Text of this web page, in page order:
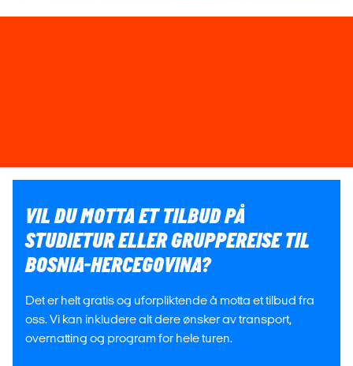
VIL DU MOTTA ET TILBUD PÅ
STUDIETUR ELLER GRUPPEREISE TIL
BOSNIA-HERCEGOVINA?
Det er helt gratis og uforpliktende å motta et tilbud fra
oss. Vi kan inkludere alt dere ønsker av transport,
overnatting og program for hele turen.